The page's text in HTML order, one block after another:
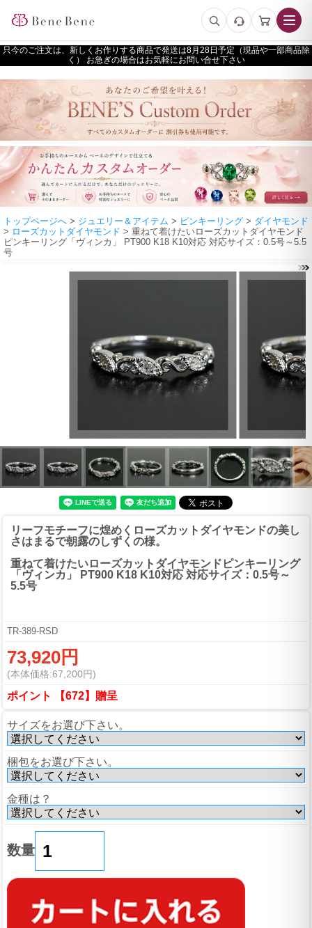
只今のご注文は、新しくお作りする商品で発送は
予定（現品や一部商品除
く） お急ぎの場合はお気軽にお問い合せ下さい
トップページへ > ジュエリー＆アイテム > ピンキーリング > ダイヤモンド
> ローズカットダイヤモンド > 重ねて着けたいローズカットダイヤモンド
ピンキーリング「ヴィンカ」 PT900 K18 K10対応 対応サイズ：0.5号～5.5
号
リーフモチーフに煌めくローズカットダイヤモンドの美し
さはまるで朝露のしずくの様。
重ねて着けたいローズカットダイヤモンドピンキーリング
「ヴィンカ」 PT900 K18 K10対応 対応サイズ：0.5号～
5.5号
TR-389-RSD
73,920円
(本体価格:67,200円)
ポイント 【672】贈呈
サイズをお選び下さい。
梱包をお選び下さい。
金種は？
数量